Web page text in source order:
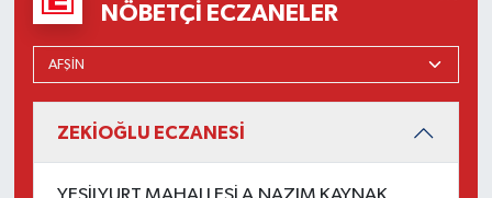
NÖBETÇI ECZANELER
ZEKİOĞLU ECZANESİ